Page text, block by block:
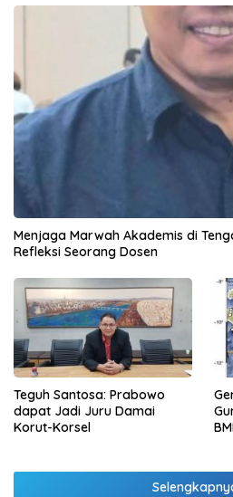
Menjaga Marwah Akademis di
Refleksi Seorang Dosen
Teguh Santosa: Prabowo
dapat Jadi Juru Damai
Korut-Korsel